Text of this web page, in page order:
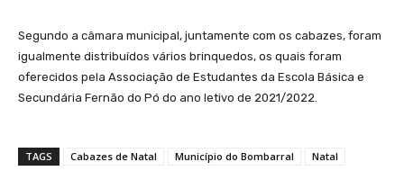
Segundo a câmara municipal, juntamente com os cabazes, foram
igualmente distribuídos vários brinquedos, os quais foram
oferecidos pela Associação de Estudantes da Escola Básica e
Secundária Fernão do Pó do ano letivo de 2021/2022.
TAGS Cabazes de Natal Município do Bombarral Natal